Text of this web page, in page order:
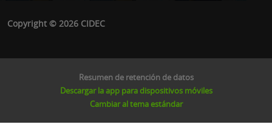
Copyright © 2026 CIDEC
Resumen de retención de datos
Descargar la app para dispositivos móviles
Cambiar al tema estándar